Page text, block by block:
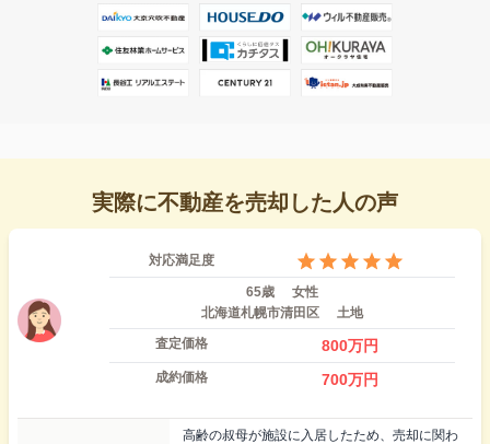
実際に不動産を売却した人の声
対応満足度
65歳
女性
北海道札幌市清田区
土地
査定価格
800万円
成約価格 700万円
高齢の叔母が施設に入居したため、売却に関わ